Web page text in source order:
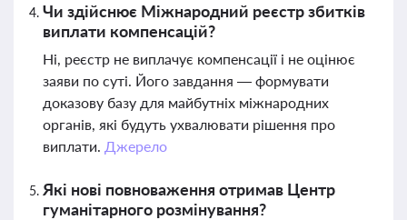
Чи здійснює Міжнародний реєстр збитків
виплати компенсацій?
Ні, реєстр не виплачує компенсації і не оцінює
заяви по суті. Його завдання — формувати
доказову базу для майбутніх міжнародних
органів, які будуть ухвалювати рішення про
виплати. Джерело
Які нові повноваження отримав Центр
гуманітарного розмінування?